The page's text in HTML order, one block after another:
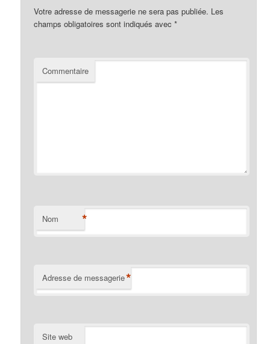
Votre adresse de messagerie ne sera pas publiée. Les
champs obligatoires sont indiqués avec*
Commentaire
Nom *
Adresse de messagerie*
Site web